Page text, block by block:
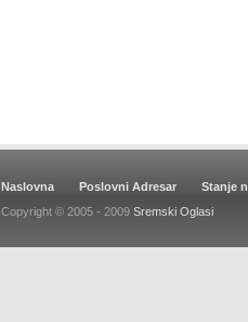
Naslovna Poslovni Adresar
Stanje
Copyright © 2005 - 2009 Sremski Oglasi